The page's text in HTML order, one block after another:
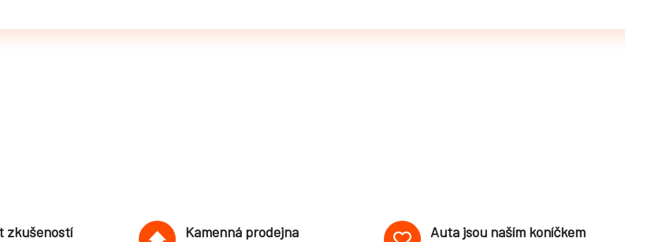
zkušeností Kamenná prodejna Auta jsou naším koníčkem